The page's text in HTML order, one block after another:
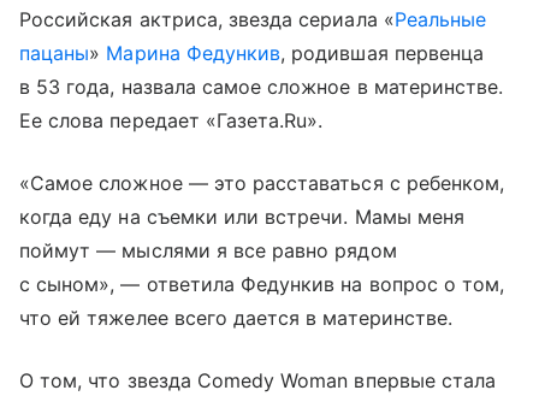
Российская актриса, звезда сериала «Реальные
пацаны» Марина Федункив, родившая первенца
в 53 года, назвала самое сложное в материнстве.
Ее слова передает «Газета.Ru».
«Самое сложное — это расставаться с ребенком,
когда еду на съемки или встречи. Мамы меня
поймут — мыслями я все равно рядом
с сыном», — ответила Федункив на вопрос о том,
что ей тяжелее всего дается в материнстве.
О том, что звезда Comedy Woman впервые стала